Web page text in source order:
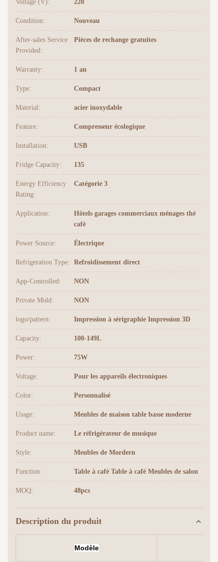
Voltage (V): 220
Condition: Nouveau
After-sales Service
Provided:
Pièces de rechange gratuites
Warranty: 1 an
Type: Compact
Material: acier inoxydable
Feature: Compresseur écologique
Installation: USB
Fridge Capacity: 135
Energy Efficiency
Rating:
Catégorie 3
Application:
Hôtels garages commerciaux ménages thé
café
Power Source: Électrique
Refrigeration Type: Refroidissement direct
App-Controlled: NON
Private Mold: NON
logo/pattern: Impression à sérigraphie Impression 3D
Capacity: 100-149L
Power: 75W
Voltage: Pour les appareils électroniques
Color: Personnalisé
Usage: Meubles de maison table basse moderne
Product name: Le réfrigérateur de musique
Style: Meubles de Mordern
Function: Table à café Table à café Meubles de salon
MOQ: 48pcs
Description du produit
Modèle